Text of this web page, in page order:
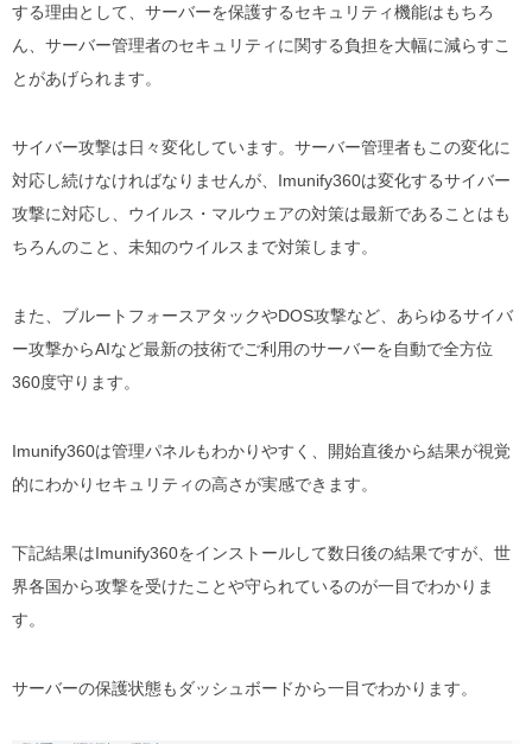
する理由として、サーバーを保護するセキュリティ機能はもちろ
ん、サーバー管理者のセキュリティに関する負担を大幅に減らすこ
とがあげられます。
サイバー攻撃は日々変化しています。サーバー管理者もこの変化に
対応し続けなければなりませんが、Imunify360は変化するサイバー
攻撃に対応し、ウイルス・マルウェアの対策は最新であることはも
ちろんのこと、未知のウイルスまで対策します。
また、ブルートフォースアタックやDOS攻撃など、あらゆるサイバ
ー攻撃からAIなど最新の技術でご利用のサーバーを自動で全方位
360度守ります。
Imunify360は管理パネルもわかりやすく、開始直後から結果が視覚
的にわかりセキュリティの高さが実感できます。
下記結果はImunify360をインストールして数日後の結果ですが、世
界各国から攻撃を受けたことや守られているのが一目でわかりま
す。
サーバーの保護状態もダッシュボードから一目でわかります。